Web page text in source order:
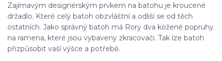
Zajímavým designérským prvkem na batohu je kroucené
držadlo. Které celý batoh obzvláštní a odliší se od těch
ostatních. Jako správný batoh má Rory dva kožené popruhy
na ramena, které jsou vybaveny zkracovači. Tak lze batoh
přizpůsobit vaší výšce a potřebě.